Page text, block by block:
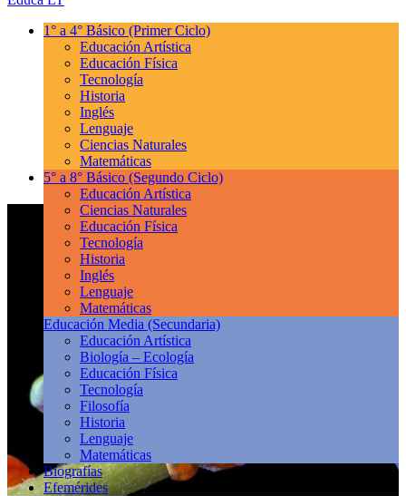
1° a 4° Básico (Primer Ciclo)
Educación Artística
Educación Física
Tecnología
Historia
Inglés
Lenguaje
Ciencias Naturales
Matemáticas
5° a 8° Básico (Segundo Ciclo)
Educación Artística
Ciencias Naturales
Educación Física
Tecnología
Historia
Inglés
Lenguaje
Matemáticas
Educación Media (Secundaria)
Educación Artística
Biología – Ecología
Educación Física
Tecnología
Filosofía
Historia
Lenguaje
Matemáticas
Biografías
Efemérides